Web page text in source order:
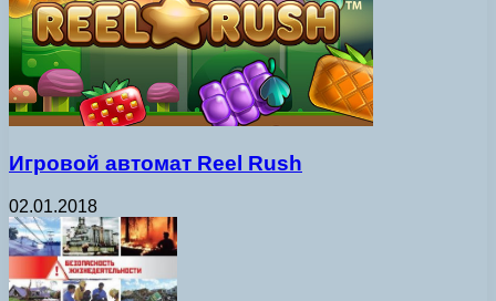
Игровой автомат Reel Rush
02.01.2018